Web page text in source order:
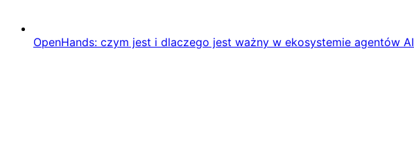
OpenHands: czym jest i dlaczego jest ważny w ekosystemie agentów AI